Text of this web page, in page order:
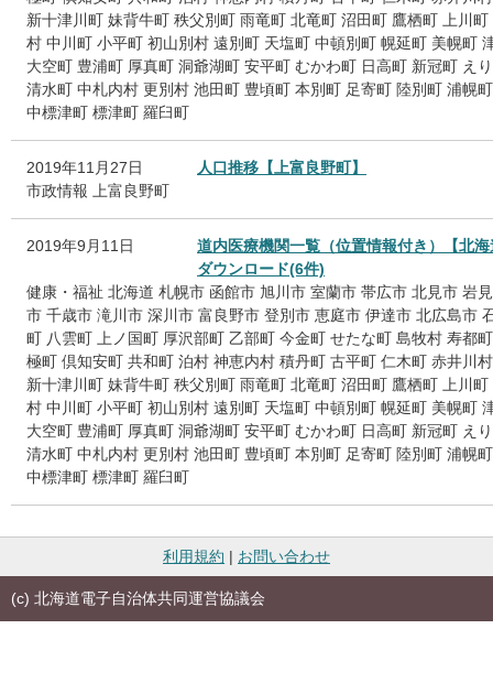
新十津川町 妹背牛町 秩父別町 雨竜町 北竜町 沼田町 鷹栖町
上川町
村 中川町 小平町 初山別村 遠別町 天塩町 中頓別町 幌延町 美幌町
大空町 豊浦町 厚真町 洞爺湖町 安平町 むかわ町 日高町 新冠町 え
清水町 中札内村 更別村 池田町 豊頃町 本別町 足寄町 陸別町 浦幌町
中標津町 標津町 羅臼町
2019年11月27日
人口推移【上富良野町】
市政情報
上富良野町
2019年9月11日
道内医療機関一覧（位置情報付き）【北海
ダウンロード(6件)
健康・福祉 北海道 札幌市 函館市 旭川市 室蘭市 帯広市 北見市 岩
市 千歳市 滝川市 深川市 富良野市 登別市 恵庭市 伊達市 北広島市
町 八雲町 上ノ国町 厚沢部町 乙部町 今金町 せたな町 島牧村 寿都町
極町 倶知安町 共和町 泊村 神恵内村 積丹町 古平町 仁木町 赤井川村
新十津川町 妹背牛町 秩父別町 雨竜町 北竜町 沼田町 鷹栖町
上川町
村 中川町 小平町 初山別村 遠別町 天塩町 中頓別町 幌延町 美幌町
大空町 豊浦町 厚真町 洞爺湖町 安平町 むかわ町 日高町 新冠町 え
清水町 中札内村 更別村 池田町 豊頃町 本別町 足寄町 陸別町 浦幌町
中標津町 標津町 羅臼町
利用規約 | お問い合わせ
(c) 北海道電子自治体共同運営協議会